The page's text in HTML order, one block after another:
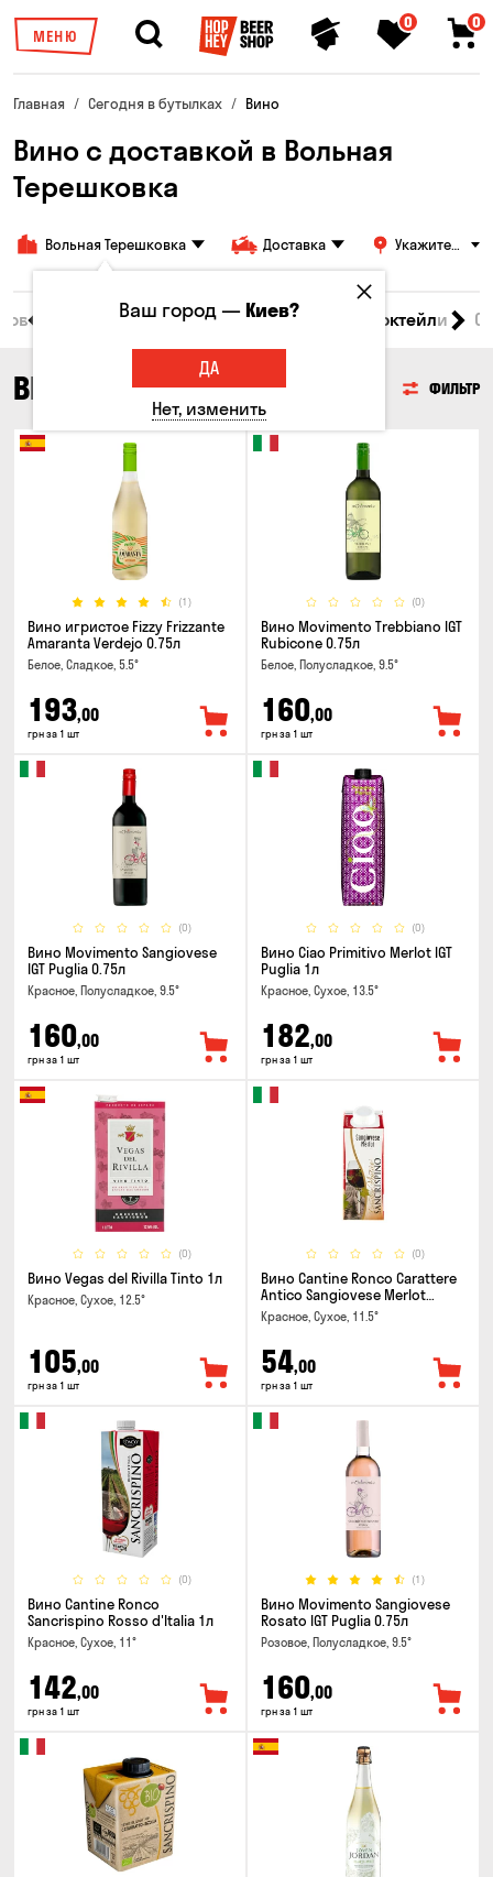
МЕНЮ
0 0
Главная Сегодня в бутылках Вино
Вино с доставкой в Вольная
Терешковка
Вольная Терешковка Доставка
Укажите
Пиво Сидр Вино Виски Коктейли
ВИНО ФИЛЬТР
(1)
Вино игристое Fizzy Frizzante
Amaranta Verdejo 0.75л
Белое, Сладкое, 5.5°
193,00
грн за 1 шт
(0)
Вино Movimento Trebbiano IGT
Rubicone 0.75л
Белое, Полусладкое, 9.5°
160,00
грн за 1 шт
(0)
Вино Movimento Sangiovese
IGT Puglia 0.75л
Красное, Полусладкое, 9.5°
160,00
грн за 1 шт
(0)
Вино Ciao Primitivo Merlot IGT
Puglia 1л
Красное, Сухое, 13.5°
182,00
грн за 1 шт
(0)
Вино Vegas del Rivilla Tinto 1л
Красное, Сухое, 12.5°
105,00
грн за 1 шт
(0)
Вино Cantine Ronco Carattere
Antico Sangiovese Merlot
Rubicone IGT 0.25л
Красное, Сухое, 11.5°
54,00
грн за 1 шт
(0)
Вино Cantine Ronco
Sancrispino Rosso d'Italia 1л
Красное, Сухое, 11°
142,00
грн за 1 шт
(1)
Вино Movimento Sangiovese
Rosato IGT Puglia 0.75л
Розовое, Полусладкое, 9.5°
160,00
грн за 1 шт
Ваш город —Киев?
ДА
Нет, изменить